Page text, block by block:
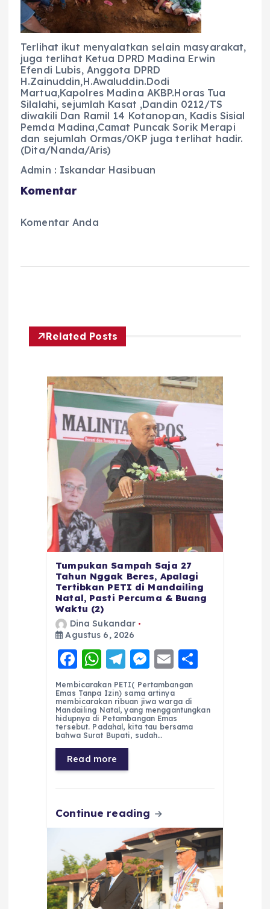
Terlihat ikut menyalatkan selain masyarakat,
juga terlihat Ketua DPRD Madina Erwin
Efendi Lubis, Anggota DPRD
H.Zainuddin,H.Awaluddin.Dodi
Martua,Kapolres Madina AKBP.Horas Tua
Silalahi, sejumlah Kasat ,Dandin 0212/TS
diwakili Dan Ramil 14 Kotanopan, Kadis Sisial
Pemda Madina,Camat Puncak Sorik Merapi
dan sejumlah Ormas/OKP juga terlihat hadir.
(Dita/Nanda/Aris)
Admin : Iskandar Hasibuan
Komentar
Komentar Anda
Related Posts
Tumpukan Sampah Saja 27
Tahun Nggak Beres, Apalagi
Tertibkan PETI di Mandailing
Natal, Pasti Percuma & Buang
Waktu (2)
Dina Sukandar
Agustus 6, 2026
F
a
c
e
b
o
o
k
W
h
a
ts
A
p
p
T
el
e
g
r
a
m
M
e
ss
e
n
E
m
ai
l
re
Membicarakan PETI( Pertambangan
Emas Tanpa Izin) sama artinya
membicarakan ribuan jiwa warga di
Mandailing Natal, yang menggantungkan
hidupnya di Petambangan Emas
tersebut. Padahal, kita tau bersama
bahwa Surat Bupati, sudah…
Read more
Continue reading